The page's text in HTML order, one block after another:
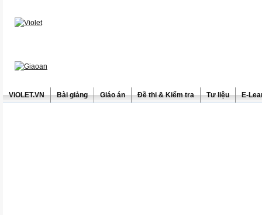
ViOLET.VN Bài giảng Giáo án Đề thi & Kiểm tra Tư liệu E-